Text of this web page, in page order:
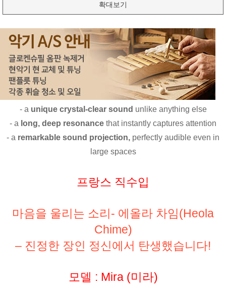
확대보기
- a unique crystal-clear sound unlike anything else
- a long, deep resonance that instantly captures attention
- a remarkable sound projection, perfectly audible even in
large spaces
프랑스 직수입
마음을 울리는 소리- 에올라 차임(Heola
Chime)
– 진정한 장인 정신에서 탄생했습니다!
모델 : Mira (미라)